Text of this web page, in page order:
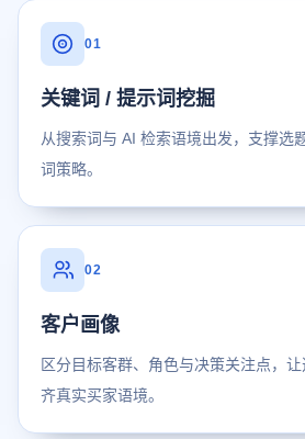
01
关键词 / 提示词挖掘
从搜索词与 AI 检索语境出发，支撑选
词策略。
02
客户画像
区分目标客群、角色与决策关注点，
齐真实买家语境。